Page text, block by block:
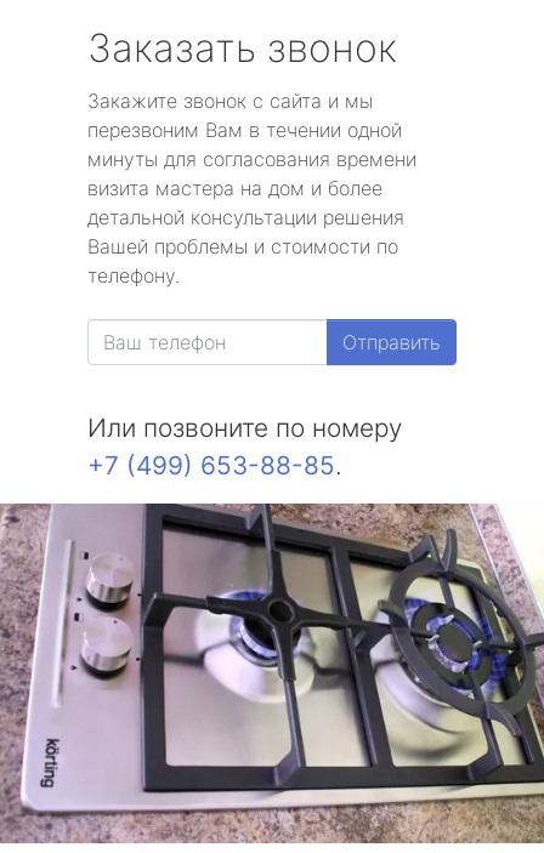
Заказать звонок
Закажите звонок с сайта и мы
перезвоним Вам в течении одной
минуты для согласования времени
визита мастера на дом и более
детальной консультации решения
Вашей проблемы и стоимости по
телефону.
Отправить
Или позвоните по номеру
+7 (499) 653-88-85.